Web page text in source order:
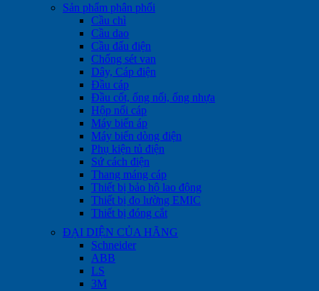
Sản phẩm phân phối
Cầu chì
Cầu dao
Cầu đấu điện
Chống sét van
Dây, Cáp điện
Đầu cáp
Đầu cốt, ống nối, ống nhựa
Hộp nối cáp
Máy biến áp
Máy biến dòng điện
Phụ kiện tủ điện
Sứ cách điện
Thang máng cáp
Thiết bị bảo hộ lao động
Thiết bị đo lường EMIC
Thiết bị đóng cắt
ĐẠI DIỆN CỦA HÃNG
Schneider
ABB
LS
3M